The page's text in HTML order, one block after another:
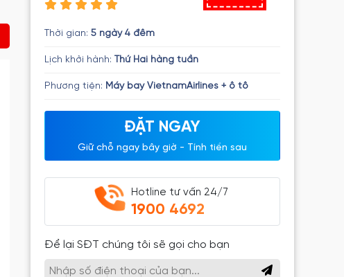
Thời gian: 5 ngày 4 đêm
Lịch khởi hành: Thứ Hai hàng tuần
Phương tiện: Máy bay VietnamAirlines + ô tô
ĐẶT NGAY
Giữ chỗ ngay bây giờ - Tính tiền sau
Hotline tư vấn 24/7
1900 4692
Để lại SĐT chúng tôi sẽ gọi cho bạn